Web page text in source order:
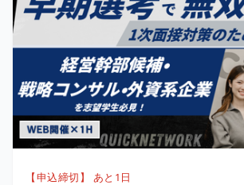
【申込締切】 あと1日